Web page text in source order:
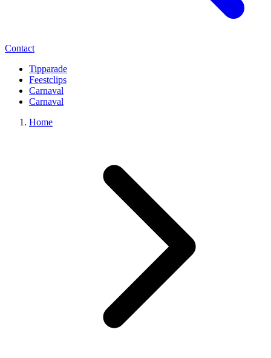
Contact
Tipparade
Feestclips
Carnaval
Carnaval
Home